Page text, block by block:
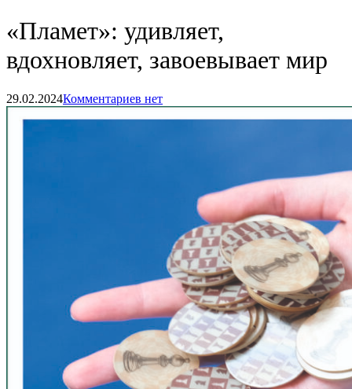
«Пламет»: удивляет,
вдохновляет, завоевывает мир
29.02.2024Комментариев нет